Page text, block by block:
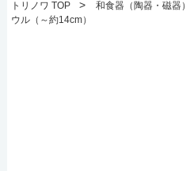
トリノワ TOP
> 和食器（陶器・磁器）
ウル（～約14cm）